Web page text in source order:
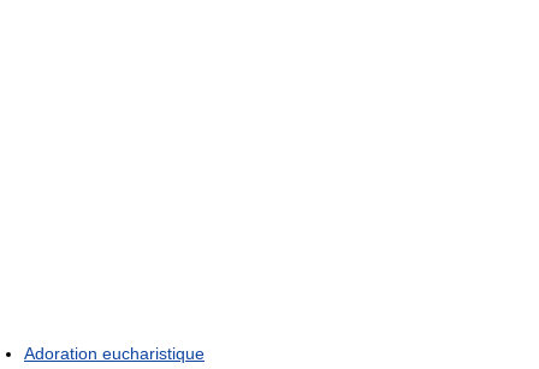
Adoration eucharistique